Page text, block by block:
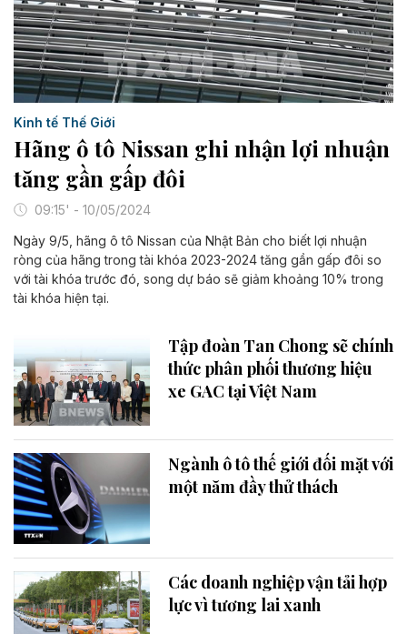
Kinh tế Thế Giới
Hãng ô tô Nissan ghi nhận lợi nhuận
tăng gần gấp đôi
09:15' - 10/05/2024
Ngày 9/5, hãng ô tô Nissan của Nhật Bản cho biết lợi nhuận
ròng của hãng trong tài khóa 2023-2024 tăng gần gấp đôi so
với tài khóa trước đó, song dự báo sẽ giảm khoảng 10% trong
tài khóa hiện tại.
Tập đoàn Tan Chong sẽ chính
thức phân phối thương hiệu
xe GAC tại Việt Nam
Ngành ô tô thế giới đối mặt với
một năm đầy thử thách
Các doanh nghiệp vận tải hợp
lực vì tương lai xanh